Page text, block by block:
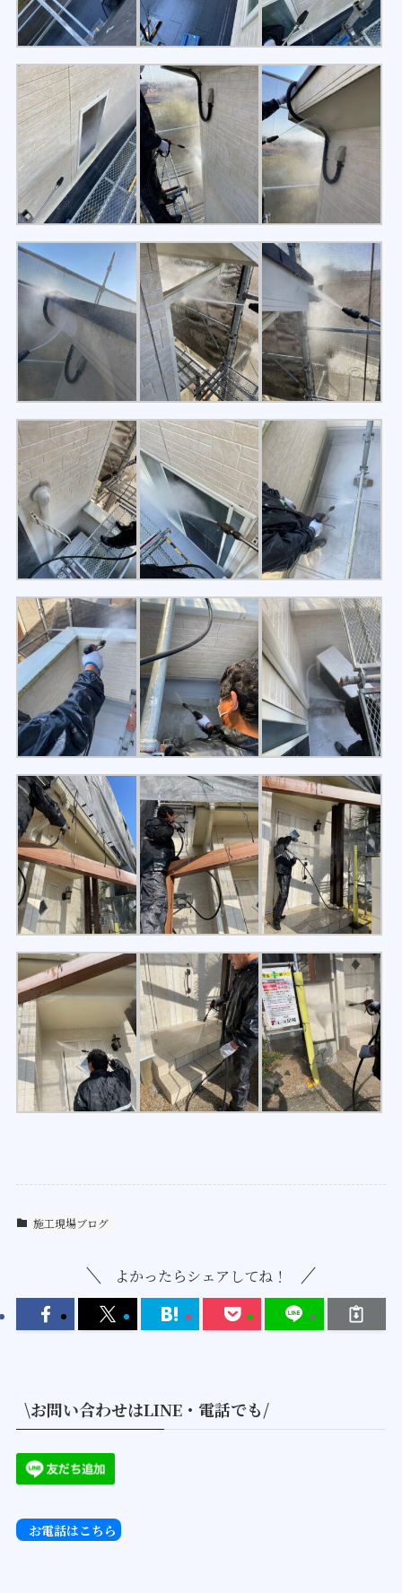
施工現場ブログ
よかったらシェアしてね！
\お問い合わせはLINE・電話でも/
お電話はこちら